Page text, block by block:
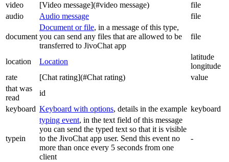
video
[Video message](#video message)
file
audio
Audio message file
document
Document or file, in a message of this type,
you can send any files that are allowed to be
transferred to JivoChat app
file
location Location
latitude
longitude
rate
[Chat rating](#Chat rating)
value
that was
read
id
keyboard Keyboard with options, details in the example keyboard
typein
typing event, in the text field of this message
you can send the typed text so that it is visible
to the JivoChat app user. Send this event no
more than once every 5 seconds from one
client
-